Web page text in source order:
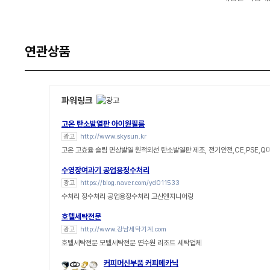
연관상품
파워링크
고온 탄소발열판 아이원필름
광고 http://www.skysun.kr
고온 고효율 슬림 면상발열 원적외선 탄소발열판 제조, 전기안전,CE,PSE,Q
수영장여과기 공업용정수처리
광고 https://blog.naver.com/yd011533
수처리 정수처리 공업용정수처리 고산엔지니어링
호텔세탁전문
광고 http://www.강남세탁기계.com
호텔세탁전문 모텔세탁전문 연수원 리조트 세탁업체
커피머신부품 커피메카닉